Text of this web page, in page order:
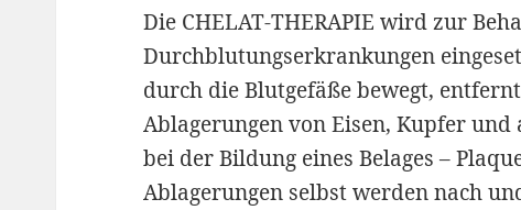
Die CHELAT-THERAPIE wird zur
Durchblutungserkrankungen
durch die Blutgefäße bewegt,
Ablagerungen von Eisen, Kupfer
bei der Bildung eines Belages –
Ablagerungen selbst werden nach